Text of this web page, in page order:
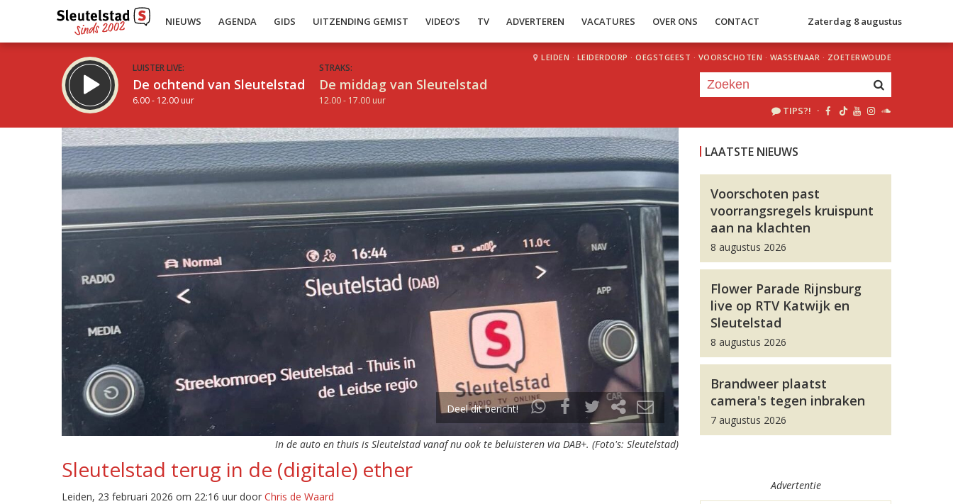
NIEUWS AGENDA GIDS UITZENDING GEMIST VIDEO’S TV ADVERTEREN VACATURES OVER ONS CONTACT Zaterdag 8 augustus
LUISTER LIVE:
De ochtend van Sleutelstad
6.00 - 12.00 uur
STRAKS:
De middag van Sleutelstad
12.00 - 17.00 uur
LEIDEN · LEIDERDORP · OEGSTGEEST · VOORSCHOTEN · WASSENAAR · ZOETERWOUDE
TIPS?! ·
Deel dit bericht!
In de auto en thuis is Sleutelstad vanaf nu ook te beluisteren via DAB+. (Foto's: Sleutelstad)
Sleutelstad terug in de (digitale) ether
Leiden, 23 februari 2026 om 22:16 uur door Chris de Waard
LAATSTE NIEUWS
Voorschoten past
voorrangsregels kruispunt
aan na klachten
8 augustus 2026
Flower Parade Rijnsburg
live op RTV Katwijk en
Sleutelstad
8 augustus 2026
Brandweer plaatst
camera's tegen inbraken
7 augustus 2026
Advertentie